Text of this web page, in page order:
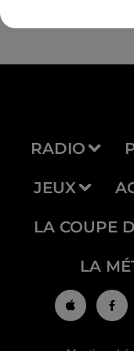
RADIO
JEUX
LA COUPE
LA